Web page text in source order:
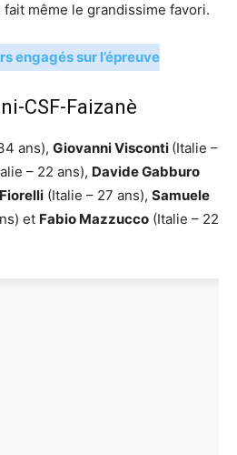
même le grandissime favori.
engagés sur l’épreuve
CSF-Faizanè
ans), Giovanni Visconti (Italie –
– 22 ans), Davide Gabburo
(Italie – 27 ans), Samuele
et Fabio Mazzucco (Italie – 22